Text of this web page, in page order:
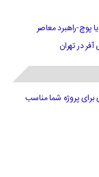
پوچ-راهبرد معاصر
در تهران
برای پروژه شما مناسب